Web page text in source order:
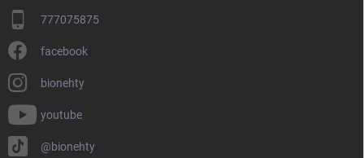
777075875
facebook
bionehty
youtube
@bionehty